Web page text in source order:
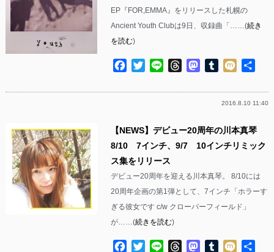
EP『FOR,EMMA』をリリースした札幌の
Ancient Youth Clubは9日、収録曲「……(続き
を読む)
Facebook
TwitterLine ThreadsMastodon
Tumblr
Mixi
2016.8.10 11:40
【NEWS】デビュー20周年の川本真琴
8/10 7インチ、9/7 10インチリミック
ス集をリリース
デビュー20周年を迎える川本真琴。 8/10には
20周年企画の第1弾として、7インチ「ホラーす
ぎる彼女です c/w クローバーフィールド」
が……(続きを読む)
Facebook
TwitterLine ThreadsMastodon
Tumblr
Mixi